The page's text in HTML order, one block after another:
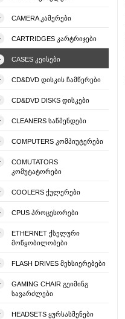
CAMERA ᲙᲐᲛᲔᲠᲔᲑᲘ
CARTRIDGES ᲙᲐᲠᲢᲠᲘᲯᲔᲑᲘ
CASES ᲙᲔᲘᲡᲔᲑᲘ
CD&DVD ᲓᲘᲡᲙᲘᲡ ᲩᲐᲛᲬᲔᲠᲔᲑᲘ
CD&DVD DISKS ᲓᲘᲡᲙᲔᲑᲘ
CLEANERS ᲡᲐᲬᲛᲔᲜᲓᲔᲑᲘ
COMPUTERS ᲙᲝᲛᲞᲘᲣᲢᲔᲠᲔᲑᲘ
COMUTATORS
ᲙᲝᲛᲣᲢᲐᲢᲝᲠᲔᲑᲘ
COOLERS ᲥᲣᲚᲔᲠᲔᲑᲘ
CPUS ᲞᲠᲝᲪᲔᲡᲝᲠᲔᲑᲘ
ETHERNET ᲥᲡᲔᲚᲣᲠᲘ
ᲛᲝᲬᲧᲝᲑᲘᲚᲝᲑᲔᲑᲘ
FLASH DRIVES ᲛᲔᲮᲡᲘᲔᲠᲔᲑᲔᲑᲘ
GAMING CHAIR ᲒᲔᲘᲛᲘᲜᲒ
ᲡᲐᲕᲐᲠᲫᲚᲔᲑᲘ
HEADSETS ᲧᲣᲠᲡᲐᲡᲛᲔᲜᲔᲑᲘ